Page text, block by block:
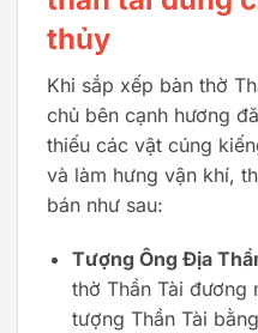
thủy
Khi sắp xếp bàn thờ
chủ bên cạnh hương
thiếu các vật cúng
và làm hưng vận khí,
bán như sau:
Tượng Ông Địa
thờ Thần Tài đương
tượng Thần Tài